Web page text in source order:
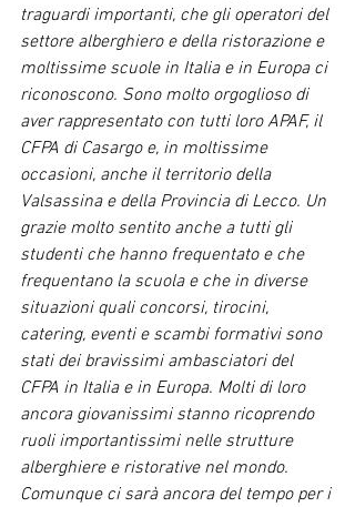
traguardi importanti, che gli operatori del
settore alberghiero e della ristorazione e
moltissime scuole in Italia e in Europa ci
riconoscono. Sono molto orgoglioso di
aver rappresentato con tutti loro APAF, il
CFPA di Casargo e, in moltissime
occasioni, anche il territorio della
Valsassina e della Provincia di Lecco. Un
grazie molto sentito anche a tutti gli
studenti che hanno frequentato e che
frequentano la scuola e che in diverse
situazioni quali concorsi, tirocini,
catering, eventi e scambi formativi sono
stati dei bravissimi ambasciatori del
CFPA in Italia e in Europa. Molti di loro
ancora giovanissimi stanno ricoprendo
ruoli importantissimi nelle strutture
alberghiere e ristorative nel mondo.
Comunque ci sarà ancora del tempo per i